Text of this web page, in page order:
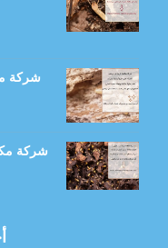
شركة
شركة